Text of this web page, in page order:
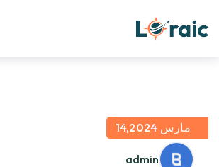
admin
مارس 14,2024